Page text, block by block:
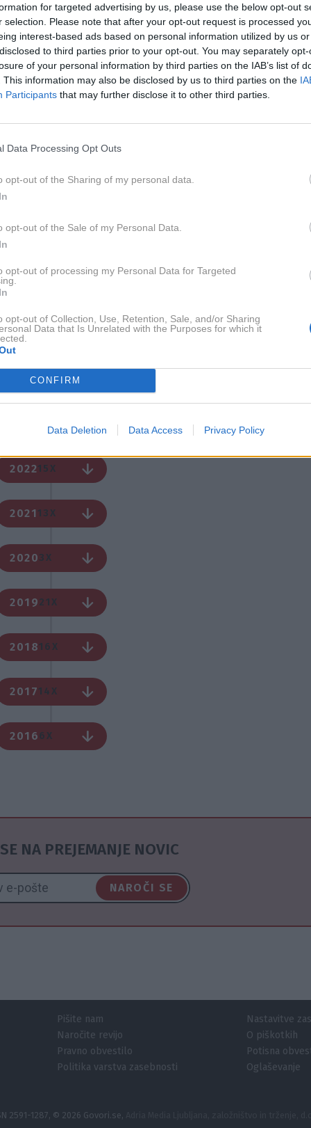
for targeted advertising by us, please use the below opt-out
selection. Please note that after your opt-out request is processed
interest-based ads based on personal information utilized by us
to third parties prior to your opt-out. You may separately
of your personal information by third parties on the IAB’s list of
This information may also be disclosed by us to third parties on the
Participants that may further disclose it to other third parties.
Data Processing Opt Outs
opt-out of the Sharing of my personal data.
opt-out of the Sale of my Personal Data.
opt-out of processing my Personal Data for Targeted
opt-out of Collection, Use, Retention, Sale, and/or Sharing
Data that Is Unrelated with the Purposes for which it
CONFIRM
Data Deletion Data Access Privacy Policy
a
7. 7. 2023
Uf, Nika Urbas v mini bikinkah
dvigovala pritisk, pokazala je svoj
ozek pas (in najljubšo barvo)
28. 5. 2023
Znana Slovenka zaradi te
16. 2. 2023
Nika Urbas oblekla VROČE in hudo
seksi perilo, take je še niste videli
je
202215X
2021 13X
20203X
201921X
201816X
201714X
20166X
NA PREJEMANJE NOVIC
NAROČI SE
Pišite nam
Naročite revijo
Pravno obvestilo
Politika varstva zasebnosti
Nastavitve
O piškotkih
Potisna
Oglaševanje
2591-1287, © 2026 Govori.se,